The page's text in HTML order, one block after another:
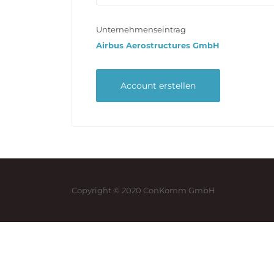
Unternehmenseintrag
Airbus Aerostructures GmbH
Copyright © 2020 ConKomm GmbH